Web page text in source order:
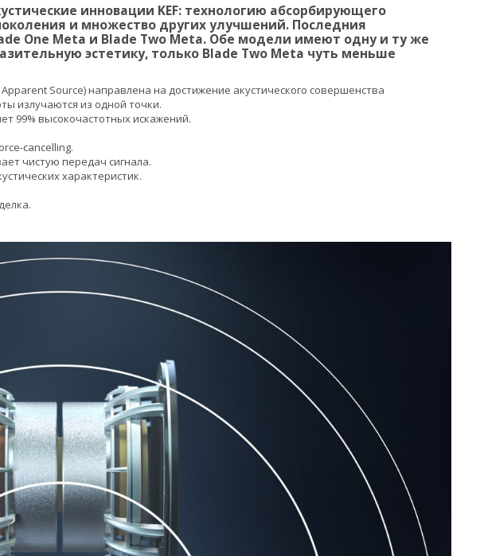
инновации KEF: технологию абсорбирующего
и множество других улучшений. Последния
One Meta и Blade Two Meta. Обе модели имеют одну и ту же
эстетику, только Blade Two Meta чуть меньше
Source) направлена на достижение акустического совершенства
излучаются из одной точки.
99% высокочастотных искажений.
cancelling.
чистую передач сигнала.
характеристик.